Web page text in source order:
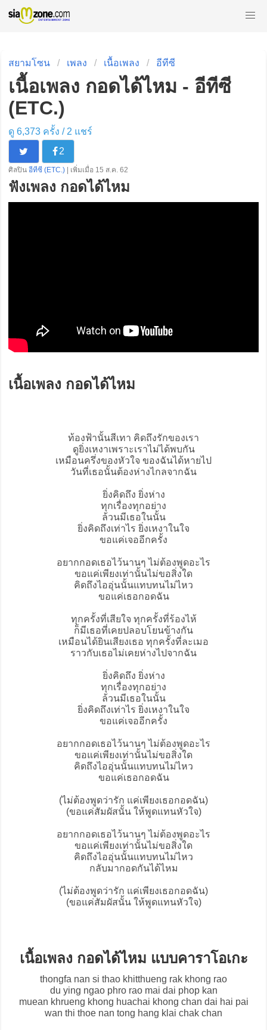
สยามโซน เพลง เนื้อเพลง อีทีซี
เนื้อเพลง กอดได้ไหม - อีทีซี
(ETC.)
ดู 6,373 ครั้ง / 2 แชร์
2
ศิลปิน อีทีซี (ETC.) | เพิ่มเมื่อ 15 ส.ค. 62
ฟังเพลง กอดได้ไหม
เนื้อเพลง กอดได้ไหม
ท้องฟ้านั้นสีเทา คิดถึงรักของเรา
ดูยิ่งเหงาเพราะเราไม่ได้พบกัน
เหมือนครึ่งของหัวใจ ของฉันได้หายไป
วันที่เธอนั้นต้องห่างไกลจากฉัน
ยิ่งคิดถึง ยิ่งห่าง
ทุกเรื่องทุกอย่าง
ล้วนมีเธอในนั้น
ยิ่งคิดถึงเท่าไร ยิ่งเหงาในใจ
ขอแค่เจออีกครั้ง
อยากกอดเธอไว้นานๆ ไม่ต้องพูดอะไร
ขอแค่เพียงเท่านั้นไม่ขอสิ่งใด
คิดถึงไออุ่นนั้นแทบทนไม่ไหว
ขอแค่เธอกอดฉัน
ทุกครั้งที่เสียใจ ทุกครั้งที่ร้องไห้
ก็มีเธอที่เคยปลอบโยนข้างกัน
เหมือนได้ยินเสียงเธอ ทุกครั้งที่ละเมอ
ราวกับเธอไม่เคยห่างไปจากฉัน
ยิ่งคิดถึง ยิ่งห่าง
ทุกเรื่องทุกอย่าง
ล้วนมีเธอในนั้น
ยิ่งคิดถึงเท่าไร ยิ่งเหงาในใจ
ขอแค่เจออีกครั้ง
อยากกอดเธอไว้นานๆ ไม่ต้องพูดอะไร
ขอแค่เพียงเท่านั้นไม่ขอสิ่งใด
คิดถึงไออุ่นนั้นแทบทนไม่ไหว
ขอแค่เธอกอดฉัน
(ไม่ต้องพูดว่ารัก แค่เพียงเธอกอดฉัน)
(ขอแค่สัมผัสนั้น ให้พูดแทนหัวใจ)
อยากกอดเธอไว้นานๆ ไม่ต้องพูดอะไร
ขอแค่เพียงเท่านั้นไม่ขอสิ่งใด
คิดถึงไออุ่นนั้นแทบทนไม่ไหว
กลับมากอดกันได้ไหม
(ไม่ต้องพูดว่ารัก แค่เพียงเธอกอดฉัน)
(ขอแค่สัมผัสนั้น ให้พูดแทนหัวใจ)
เนื้อเพลง กอดได้ไหม แบบคาราโอเกะ
thongfa nan si thao khitthueng rak khong rao
du ying ngao phro rao mai dai phop kan
muean khrueng khong huachai khong chan dai hai pai
wan thi thoe nan tong hang klai chak chan